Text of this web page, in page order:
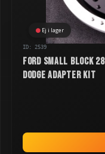
Ej i lager
ID: 2539
Ford Small Block
Dodge Adapter Kit